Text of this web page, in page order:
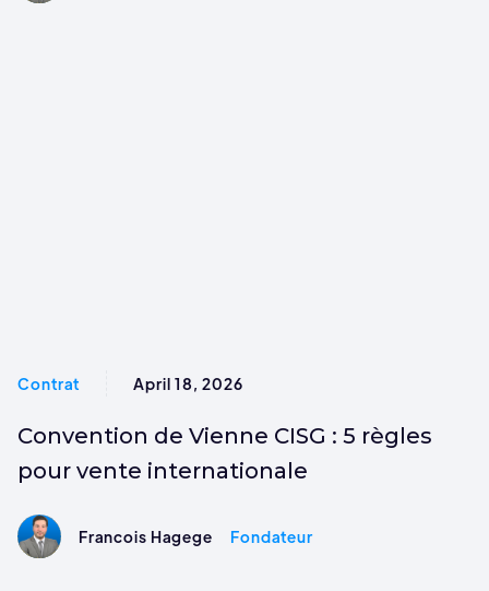
Contrat April 18, 2026
Convention de Vienne CISG : 5 règles
pour vente internationale
Francois Hagege Fondateur